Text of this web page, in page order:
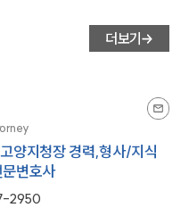
더보기
양지청장 경력,형사/지식
변호사
2950